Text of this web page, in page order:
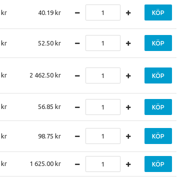
40.19 KÖP
52.50 KÖP
2 462.50 KÖP
56.85 KÖP
98.75 KÖP
1 625.00 KÖP